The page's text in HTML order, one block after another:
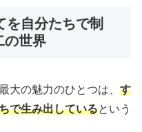
を自分たちで制
の世界
大の魅力のひとつは、 す
で生み出しているという